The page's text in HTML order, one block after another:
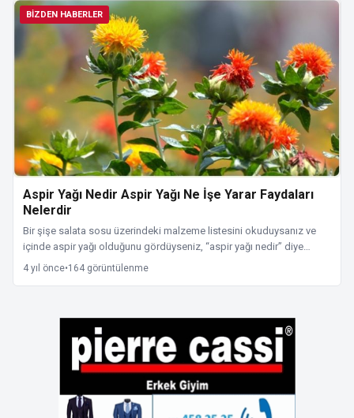
BIZDEN HABERLER
Aspir Yağı Nedir Aspir Yağı Ne İşe Yarar Faydaları
Nelerdir
Bir şişe salata sosu üzerindeki malzeme listesini okuduysanız ve
içinde aspir yağı olduğunu gördüyseniz, “aspir yağı nedir” diye…
4 yıl önce•164 görüntülenme